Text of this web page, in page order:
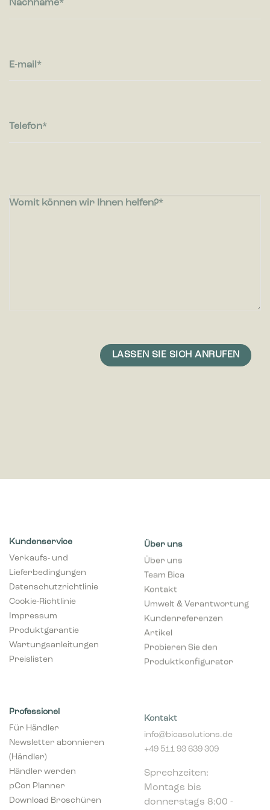
wie Besucher mit Webseiten interagieren, indem
Marketing-Cookies werden verwendet, um Besuchern auf
Nachname
E-mail
Telefon
Womit können wir Ihnen helfen?
Kundenservice
Verkaufs- und
Lieferbedingungen
Datenschutzrichtlinie
Cookie-Richtlinie
Impressum
Produktgarantie
Wartungsanleitungen
Preislisten
Über uns
Über uns
Team Bica
Kontakt
Umwelt & Verantwortung
Kundenreferenzen
Artikel
Probieren Sie den
Produktkonfigurator
Professionel
Für Händler
Newsletter abonnieren
(Händler)
Händler werden
pCon Planner
Download Broschüren
+49 511 93 639 309
Montags bis
donnerstags 8:00 -
16:00 Uhr